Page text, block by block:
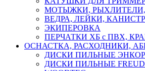
МОТЫЖКИ,
ВЕДРА, ЛЕЙКИ,
ЭКИПЕРОВКА
ПЕРЧАТКИ ХБ с ПВХ,
ОСНАСТКА, РАСХОДНИКИ,
ДИСКИ ПИЛЬНЫЕ ЭНКОР
ДИСКИ ПИЛЬНЫЕ